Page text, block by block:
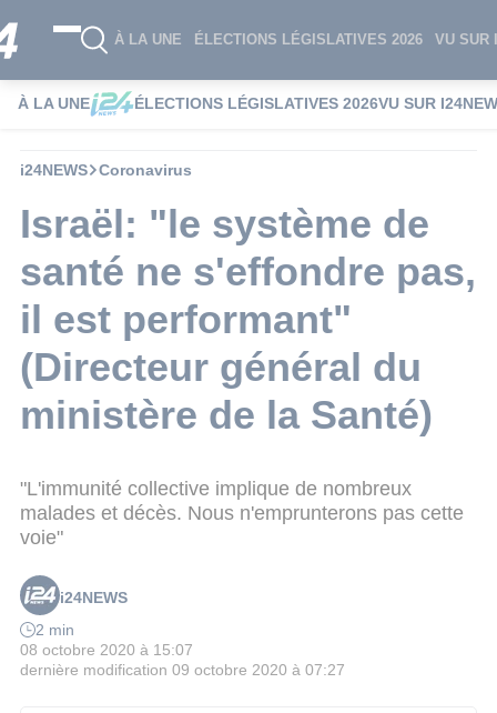
À LA UNE ÉLECTIONS LÉGISLATIVES 2026 VU SUR
À LA UNE ÉLECTIONS LÉGISLATIVES 2026VU SUR
i24NEWS Coronavirus
Israël: "le système de
santé ne s'effondre pas,
il est performant"
(Directeur général du
ministère de la Santé)
"L'immunité collective implique de nombreux
malades et décès. Nous n'emprunterons pas cette
voie"
i24NEWS
2 min
08 octobre 2020 à 15:07
dernière modification 09 octobre 2020 à 07:27